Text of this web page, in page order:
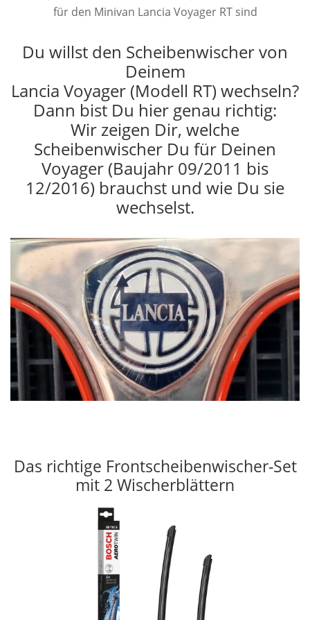
für den Minivan Lancia Voyager RT sind
Du willst den Scheibenwischer von
Deinem
Lancia Voyager (Modell RT) wechseln?
Dann bist Du hier genau richtig:
Wir zeigen Dir, welche
Scheibenwischer Du für Deinen
Voyager (Baujahr 09/2011 bis
12/2016) brauchst und wie Du sie
wechselst.
Das richtige Frontscheibenwischer-Set
mit 2 Wischerblättern